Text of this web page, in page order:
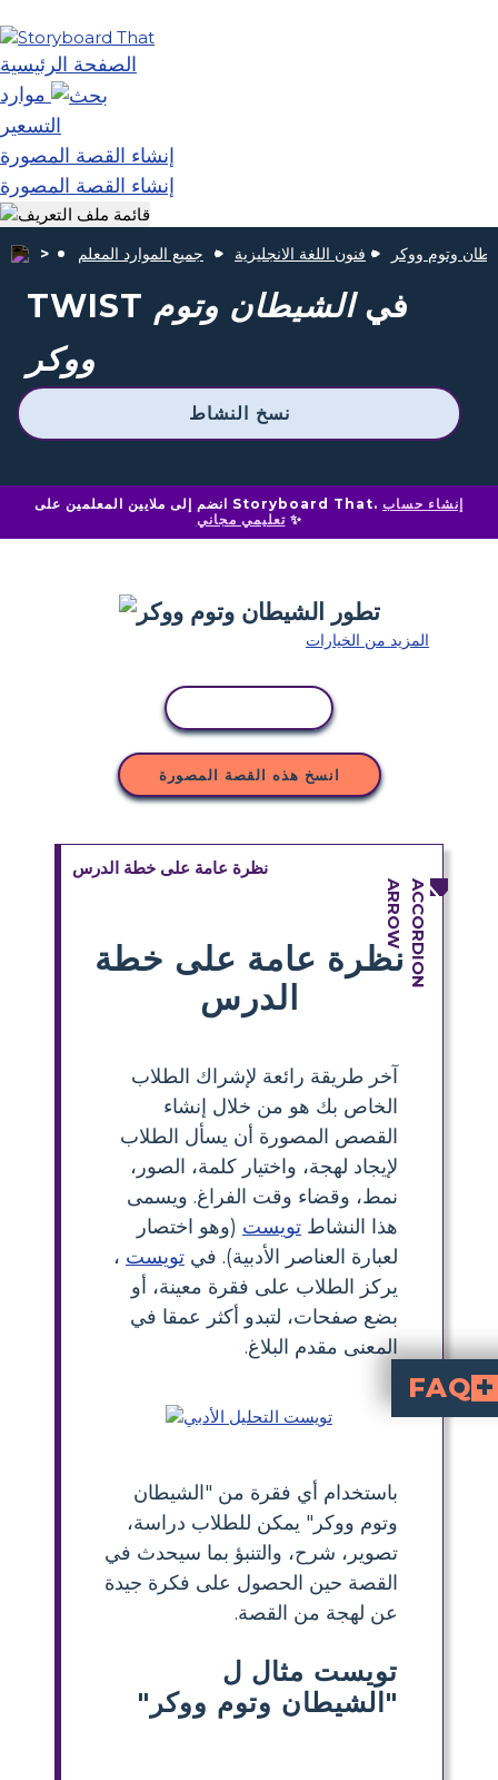
الصفحة الرئيسية
موارد
التسعير
إنشاء القصة المصورة
إنشاء القصة المصورة
جميع الموارد المعلم فنون اللغة الانجليزية وتوم ووكر
TWIST فيالشيطان وتوم
ووكر
نسخ النشاط
انضم إلى ملايين المعلمين على Storyboard That. إنشاء حساب
تعليمي مجاني✨
المزيد من الخيارات
انسخ هذه القصة المصورة
نظرة عامة على خطة الدرس
نظرة عامة على خطة
الدرس
آخر طريقة رائعة لإشراك الطلاب
الخاص بك هو من خلال إنشاء
القصص المصورة أن يسأل الطلاب
لإيجاد لهجة، واختيار كلمة، الصور،
نمط، وقضاء وقت الفراغ. ويسمى
هذا النشاط تويست (وهو اختصار
لعبارة العناصر الأدبية). في تويست ،
يركز الطلاب على فقرة معينة، أو
بضع صفحات، لتبدو أكثر عمقا في
المعنى مقدم البلاغ.
باستخدام أي فقرة من "الشيطان
وتوم ووكر" يمكن للطلاب دراسة،
تصوير، شرح، والتنبؤ بما سيحدث في
القصة حين الحصول على فكرة جيدة
عن لهجة من القصة.
تويست مثال ل
"الشيطان وتوم ووكر"
FAQ